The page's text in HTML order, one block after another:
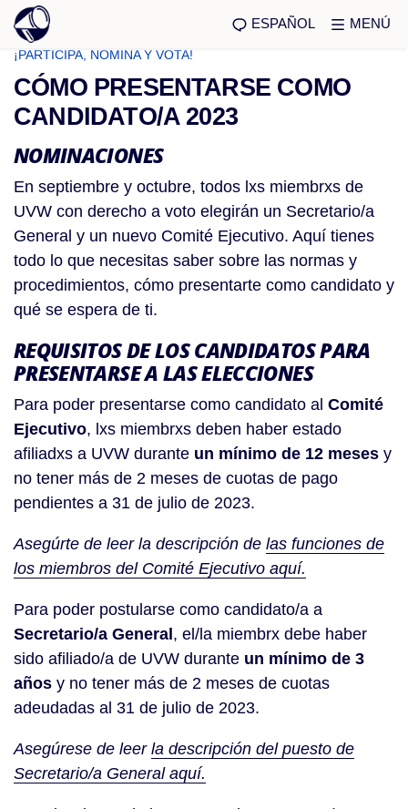
ESPAÑOL MENÚ
¡PARTICIPA, NOMINA Y VOTA!
CÓMO PRESENTARSE COMO
CANDIDATO/A 2023
NOMINACIONES
En septiembre y octubre, todos lxs miembrxs de
UVW con derecho a voto elegirán un Secretario/a
General y un nuevo Comité Ejecutivo. Aquí tienes
todo lo que necesitas saber sobre las normas y
procedimientos, cómo presentarte como candidato y
qué se espera de ti.
REQUISITOS DE LOS CANDIDATOS PARA
PRESENTARSE A LAS ELECCIONES
Para poder presentarse como candidato al Comité
Ejecutivo, lxs miembrxs deben haber estado
afiliadxs a UVW durante un mínimo de 12 meses y
no tener más de 2 meses de cuotas de pago
pendientes a 31 de julio de 2023.
Asegúrte de leer la descripción de las funciones de
los miembros del Comité Ejecutivo aquí.
Para poder postularse como candidato/a a
Secretario/a General, el/la miembrx debe haber
sido afiliado/a de UVW durante un mínimo de 3
años y no tener más de 2 meses de cuotas
adeudadas al 31 de julio de 2023.
Asegúrese de leer la descripción del puesto de
Secretario/a General aquí.